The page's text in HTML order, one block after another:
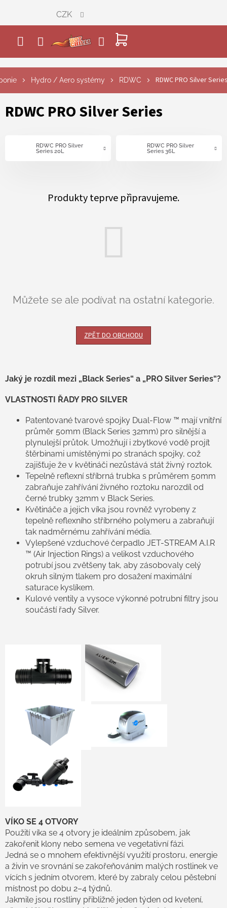
obsah
NÁKUPNÍ
KOŠÍK
CZK
Hydro / Aero systémy RDWC RDWC PRO Silver
RDWC PRO Silver Series
RDWC PRO Silver
Series 20L
RDWC PRO Silver
Series 36L
Produkty teprve připravujeme.
Můžete se ale podívat na ostatní kategorie.
ZPĚT DO OBCHODU
Jaký je rozdíl mezi „Black Series“ a „PRO Silver Series“?
VLASTNOSTI ŘADY PRO SILVER
Patentované tvarové spojky Dual-Flow ™ mají vnitřní
průměr 50mm (Black Series 32mm) pro silnější a
plynulejší průtok. Umožňují i zbytkové vodě projít
štěrbinami umístěnými po stranách spojky, což
zajišťuje že v květináči nezůstává stát živný roztok.
Tepelně reflexní stříbrná trubka s průměrem 50mm
zabraňuje zahřívání živného roztoku narozdíl od
černé trubky 32mm v Black Series.
Květináče a jejich víka jsou rovněž vyrobeny z
tepelně reflexního stříbrného polymeru a zabraňují
tak nadměrnému zahřívání média.
Vylepšené vzduchové čerpadlo JET-STREAM A.I.R
™ (Air Injection Rings) a velikost vzduchového
potrubí jsou zvětšeny tak, aby zásobovaly celý
okruh silným tlakem pro dosažení maximální
saturace kyslíkem.
Kulové ventily a vysoce výkonné potrubní filtry jsou
součástí řady Silver.
VÍKO SE 4 OTVORY
Použití víka se 4 otvory je ideálním způsobem, jak
zakořenit klony nebo semena ve vegetativní fázi.
Jedná se o mnohem efektivnější využití prostoru, energie
a živin ve srovnání se zakořeňováním malých rostlinek ve
vících s jedním otvorem, které by zabraly celou pěstební
místnost po dobu 2–4 týdnů.
Jakmile jsou rostliny přibližně jeden týden od kvetení,